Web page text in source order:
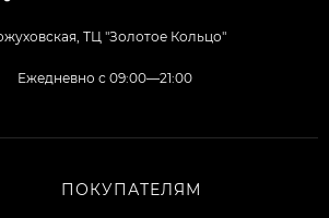
ТЦ "Золотое Кольцо"
Ежедневно с 09:00—21:00
ПОКУПАТЕЛЯМ